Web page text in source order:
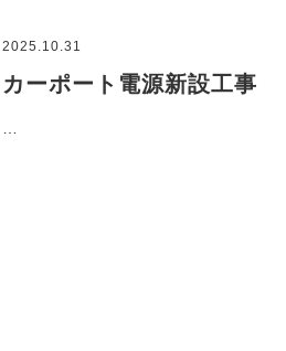
2025.10.31
カーポート電源新設工事